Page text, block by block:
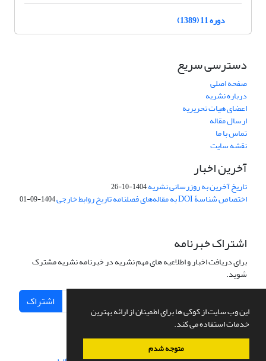
این وب سایت از کوکی ها برای اطمینان از ارائه بهترین
خدمات استفاده می کند.
متوجه شدم
دوره 11 (1389)
دسترسی سریع
صفحه اصلی
درباره نشریه
اعضای هیات تحریریه
ارسال مقاله
تماس با ما
نقشه سایت
آخرین اخبار
تاریخ آخرین به روزرسانی نشریه1404-10-26
اختصاص شناسۀ DOI به مقاله‌های فصلنامه تاریخ روابط خارجی 1404-09-01
اشتراک خبرنامه
برای دریافت اخبار و اطلاعیه های مهم نشریه در خبرنامه نشریه مشترک
شوید.
اشتراک